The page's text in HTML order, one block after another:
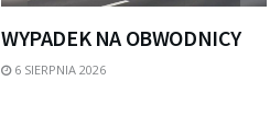
WYPADEK NA OBWODNICY
6 SIERPNIA 2026